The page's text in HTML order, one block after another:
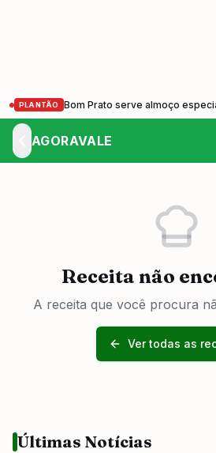
PLANTÃO
AGORAVALE
Receita não
A receita que você procura
Ver todas as
Últimas Notícias